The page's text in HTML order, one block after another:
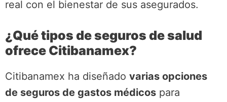
real con el bienestar de sus asegurados.
¿Qué tipos de seguros de salud
ofrece Citibanamex?
Citibanamex ha diseñado varias opciones
de seguros de gastos médicos para